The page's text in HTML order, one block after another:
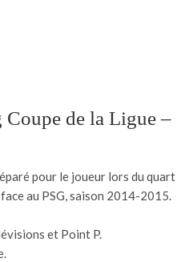
de la Ligue –
pour le joueur lors du quart
au PSG, saison 2014-2015.
et Point P.